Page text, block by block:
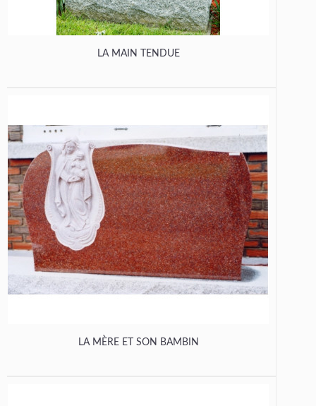
LA MAIN TENDUE
LA MÈRE ET SON BAMBIN